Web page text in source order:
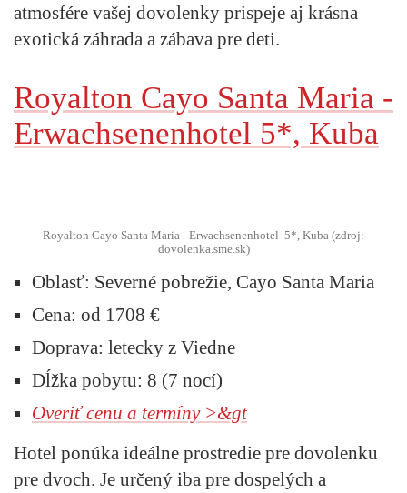
atmosfére vašej dovolenky prispeje aj krásna
exotická záhrada a zábava pre deti.
Royalton Cayo Santa Maria -
Erwachsenenhotel 5*, Kuba
Royalton Cayo Santa Maria - Erwachsenenhotel 5*, Kuba (zdroj:
dovolenka.sme.sk)
Oblasť: Severné pobrežie, Cayo Santa Maria
Cena: od 1708 €
Doprava: letecky z Viedne
Dĺžka pobytu: 8 (7 nocí)
Overiť cenu a termíny >&gt
Hotel ponúka ideálne prostredie pre dovolenku
pre dvoch. Je určený iba pre dospelých a